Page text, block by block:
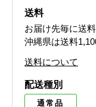
送料
お届け先毎に送料
沖縄県は送料
送料について
配送種別
通常品